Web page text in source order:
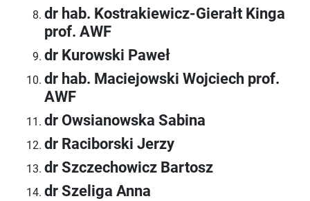
dr hab. Kostrakiewicz-Gierałt Kinga
prof. AWF
dr Kurowski Paweł
dr hab. Maciejowski Wojciech prof.
AWF
dr Owsianowska Sabina
dr Raciborski Jerzy
dr Szczechowicz Bartosz
dr Szeliga Anna